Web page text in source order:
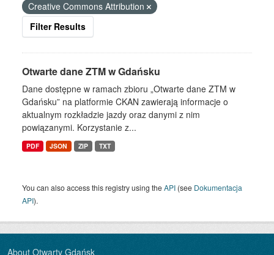
Creative Commons Attribution
Filter Results
Otwarte dane ZTM w Gdańsku
Dane dostępne w ramach zbioru „Otwarte dane ZTM w
Gdańsku” na platformie CKAN zawierają informacje o
aktualnym rozkładzie jazdy oraz danymi z nim
powiązanymi. Korzystanie z...
PDF JSON ZIP TXT
You can also access this registry using theAPI (see Dokumentacja
API).
About Otwarty Gdańsk